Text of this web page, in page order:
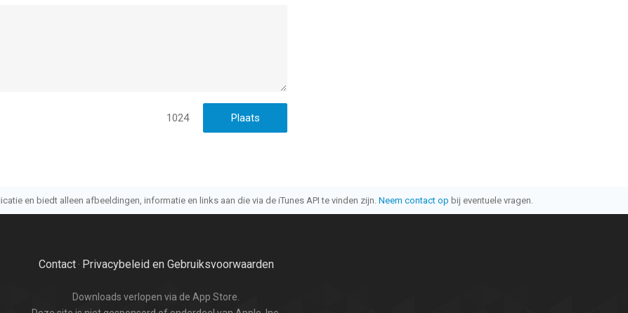
1024
en biedt alleen afbeeldingen, informatie en links aan die via de iTunes API te vinden zijn. Neem contact op bij eventuele vragen.
Contact· Privacybeleid en Gebruiksvoorwaarden
Downloads verlopen via de App Store.